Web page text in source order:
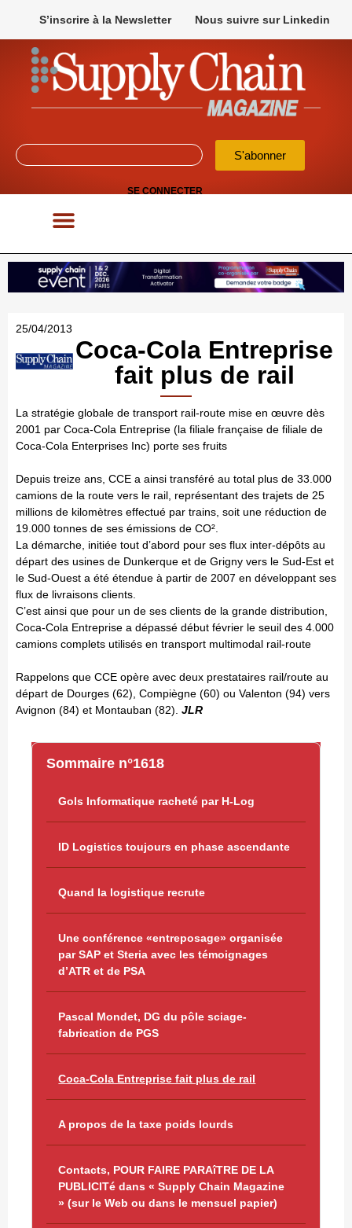
S’inscrire à la Newsletter Nous suivre sur Linkedin
S'abonner
SE CONNECTER
Coca-Cola Entreprise
fait plus de rail
Sommaire n°1618
Gols Informatique racheté par H-Log
ID Logistics toujours en phase ascendante
Quand la logistique recrute
Une conférence «entreposage» organisée
par SAP et Steria avec les témoignages
d’ATR et de PSA
Pascal Mondet, DG du pôle sciage-
fabrication de PGS
Coca-Cola Entreprise fait plus de rail
A propos de la taxe poids lourds
Contacts, POUR FAIRE PARAîTRE DE LA
PUBLICITé dans « Supply Chain Magazine
» (sur le Web ou dans le mensuel papier)
L a stratégie globale de transport rail-route mise en œuvre dès
2001 par Coca-Cola Entreprise (la filiale française de filiale de
Coca-Cola Enterprises Inc) porte ses fruits
Depuis treize ans, CCE a ainsi transféré au total plus de 33.000
camions de la route vers le rail, représentant des trajets de 25
millions de kilomètres effectué par trains, soit une réduction de
19.000 tonnes de ses émissions de CO².
La démarche, initiée tout d’abord pour ses flux inter-dépôts au
départ des usines de Dunkerque et de Grigny vers le Sud-Est et
le Sud-Ouest a été étendue à partir de 2007 en développant ses
flux de livraisons clients.
C’est ainsi que pour un de ses clients de la grande distribution,
Coca-Cola Entreprise a dépassé début février le seuil des 4.000
camions complets utilisés en transport multimodal rail-route
Rappelons que CCE opère avec deux prestataires rail/route au
départ de Dourges (62), Compiègne (60) ou Valenton (94) vers
Avignon (84) et Montauban (82). JLR
25/04/2013